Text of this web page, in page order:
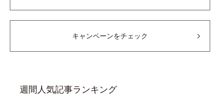
キャンペーンをチェック
週間人気記事ランキング